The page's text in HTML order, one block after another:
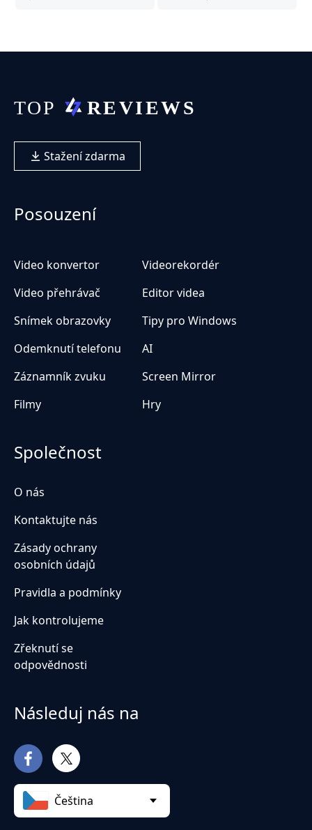
Stažení zdarma
Posouzení
Video konvertor
Videorekordér
Video přehrávač
Editor videa
Snímek obrazovky
Tipy pro Windows
Odemknutí telefonu
AI
Záznamník zvuku
Screen Mirror
Filmy
Hry
Společnost
O nás
Kontaktujte nás
Zásady ochrany
osobních údajů
Pravidla a podmínky
Jak kontrolujeme
Zřeknutí se
odpovědnosti
Následuj nás na
Čeština